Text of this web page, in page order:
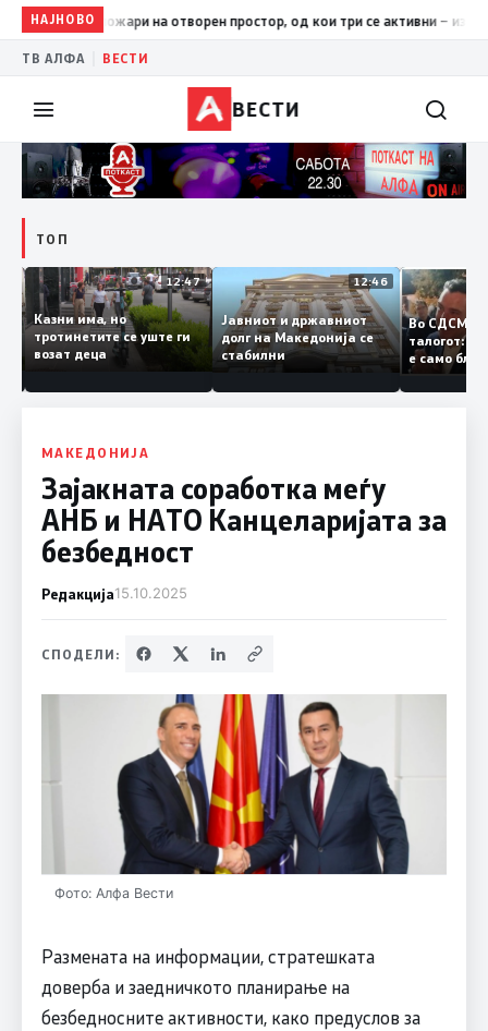
НАЈНОВО17:42ЦУК: До 18 часот 11 пожари на отворен простор, од
ТВ АЛФА ВЕСТИ
ВЕСТИ
ТОП
12:47
Казни има, но
тротинетите се уште ги
возат деца
12:46
Јавниот и државниот
долг на Македонија се
стабилни
Во СДСМ
е само
копија
Заев
МАКЕДОНИЈА
Зајакната соработка меѓу
АНБ и НАТО Канцеларијата за
безбедност
Редакција15.10.2025
СПОДЕЛИ:
Фото: Алфа Вести
Размената на информации, стратешката
доверба и заедничкото планирање на
безбедносните активности, како предуслов за